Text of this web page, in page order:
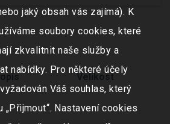
Velikost
jaký obsah vás zajímá). K
soubory cookies, které
zkvalitnit naše služby a
nabídky. Pro některé účely
Váš souhlas, který
„Přijmout“. Nastavení cookies